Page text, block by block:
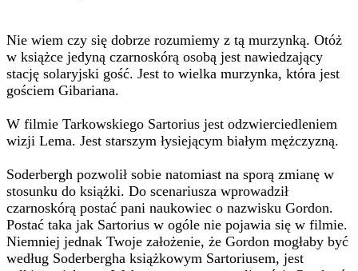
Nie wiem czy się dobrze rozumiemy z tą murzynką. Otóż
w książce jedyną czarnoskórą osobą jest nawiedzający
stację solaryjski gość. Jest to wielka murzynka, która jest
gościem Gibariana.
W filmie Tarkowskiego Sartorius jest odzwierciedleniem
wizji Lema. Jest starszym łysiejącym białym mężczyzną.
Soderbergh pozwolił sobie natomiast na sporą zmianę w
stosunku do książki. Do scenariusza wprowadził
czarnoskórą postać pani naukowiec o nazwisku Gordon.
Postać taka jak Sartorius w ogóle nie pojawia się w filmie.
Niemniej jednak Twoje założenie, że Gordon mogłaby być
według Soderbergha książkowym Sartoriusem, jest